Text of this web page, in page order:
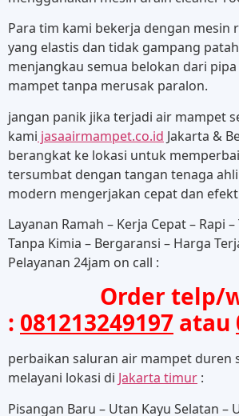
Para tim kami bekerja dengan mesin
yang elastis dan tidak gampang
menjangkau semua belokan dari
mampet tanpa merusak paralon.
jangan panik jika terjadi air mampet
kami jasaairmampet.co.id Jakarta &
berangkat ke lokasi untuk
tersumbat dengan tangan tenaga
modern mengerjakan cepat dan
Layanan Ramah – Kerja Cepat – Rapi
Tanpa Kimia – Bergaransi – Harga
Pelayanan 24jam on call :
Order telp/
: 081213249197 atau
perbaikan saluran air mampet duren
melayani lokasi di Jakarta timur :
Pisangan Baru – Utan Kayu Selatan –